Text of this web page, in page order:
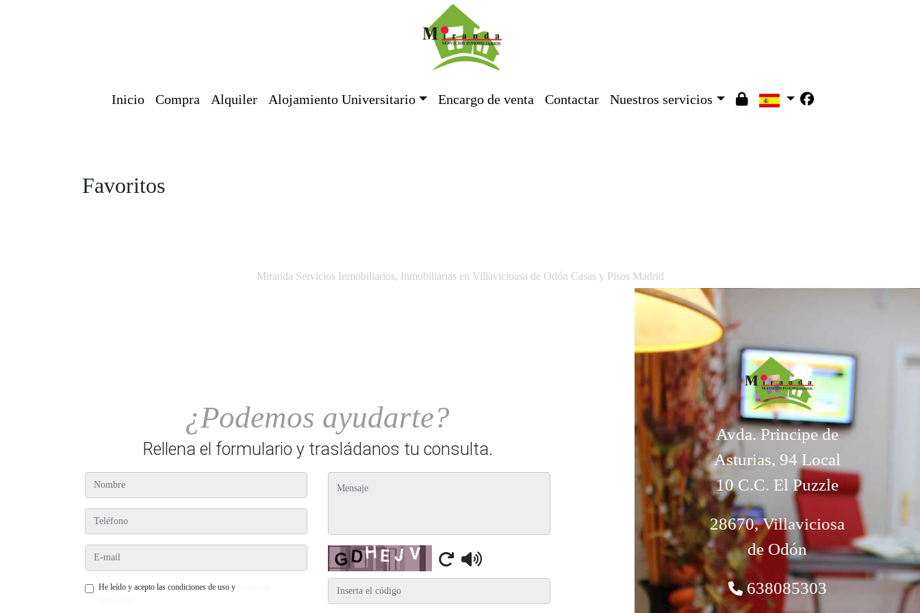
Inicio Compra Alquiler Alojamiento Universitario Encargo de venta Contactar Nuestros servicios
Favoritos
Miranda Servicios Inmobiliarios, Inmobiliarias en Villavicioasa de Odón Casas y Pisos Madrid
¿Podemos ayudarte?
Rellena el formulario y trasládanos tu consulta.
nombre
teléfono
e-mail
He leído y acepto las condiciones de uso y
Captcha
Avda. Principe de
Asturias, 94 Local
10 C.C. El Puzzle
28670, Villaviciosa
de Odón
638085303